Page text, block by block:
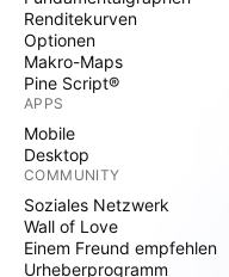
Renditekurven
Optionen
Makro-Maps
Pine Script®
APPS
Mobile
Desktop
COMMUNITY
Soziales Netzwerk
Wall of Love
Einem Freund empfehlen
Urheberprogramm